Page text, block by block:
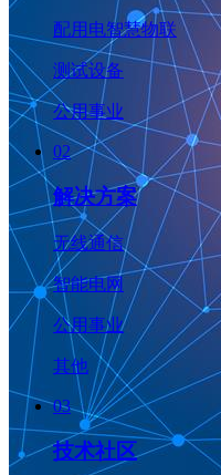
配用电智慧物联
测试设备
公用事业
02
解决方案
无线通信
智能电网
公用事业
其他
03
技术社区